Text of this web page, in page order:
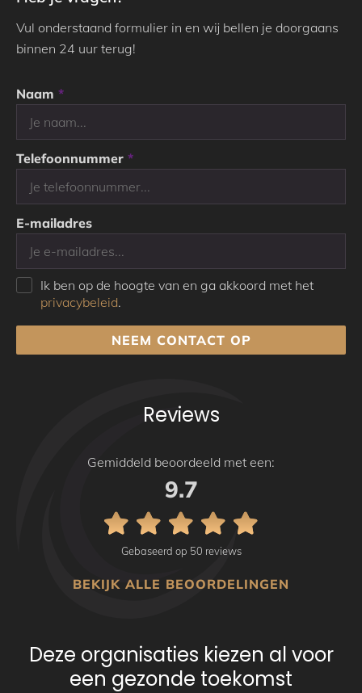
Vul onderstaand formulier in en wij bellen je doorgaans
binnen 24 uur terug!
Naam *
Telefoonnummer *
E-mailadres
Ik ben op de hoogte van en ga akkoord met het
privacybeleid.
NEEM CONTACT OP
Reviews
Gemiddeld beoordeeld met een:
9.7
Gebaseerd op 50 reviews
BEKIJK ALLE BEOORDELINGEN
Deze organisaties kiezen al voor
een gezonde toekomst